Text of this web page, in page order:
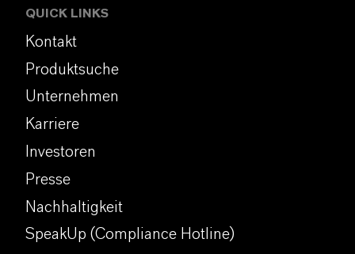
QUICK LINKS
Kontakt
Produktsuche
Unternehmen
Karriere
Investoren
Presse
Nachhaltigkeit
SpeakUp (Compliance Hotline)